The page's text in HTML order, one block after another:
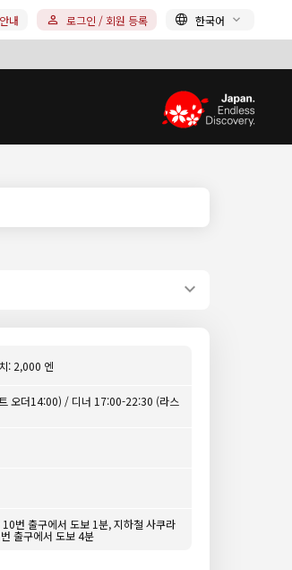
내 로그인 / 회원 등록 한국어
: 2,000 엔
오더14:00) / 디너 17:00-22:30 (라스
번 출구에서 도보 1분, 지하철 사쿠라
출구에서 도보 4분